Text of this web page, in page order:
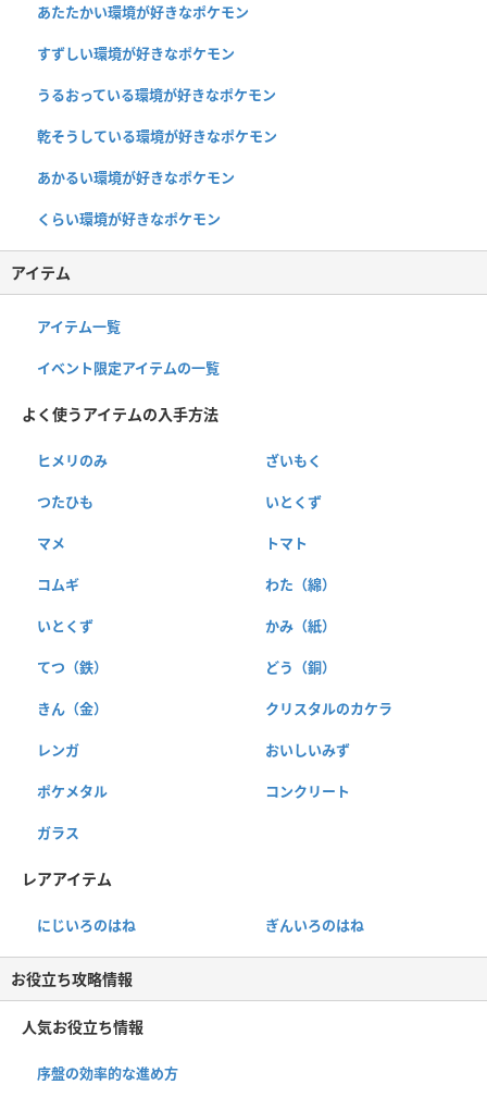
あたたかい環境が好きなポケモン
すずしい環境が好きなポケモン
うるおっている環境が好きなポケモン
乾そうしている環境が好きなポケモン
あかるい環境が好きなポケモン
くらい環境が好きなポケモン
アイテム
アイテム一覧
イベント限定アイテムの一覧
よく使うアイテムの入手方法
ヒメリのみ ざいもく
つたひも いとくず
マメ トマト
コムギ わた（綿）
いとくず かみ（紙）
てつ（鉄） どう（銅）
きん（金） クリスタルのカケラ
レンガ おいしいみず
ポケメタル コンクリート
ガラス
レアアイテム
にじいろのはね ぎんいろのはね
お役立ち攻略情報
人気お役立ち情報
序盤の効率的な進め方